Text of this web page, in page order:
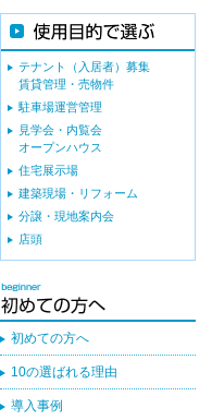
テナント（入居者）募集
賃貸管理・売物件
駐車場運営管理
見学会・内覧会
オープンハウス
住宅展示場
建築現場・リフォーム
分譲・現地案内会
店頭
初めての方へ
10の選ばれる理由
導入事例